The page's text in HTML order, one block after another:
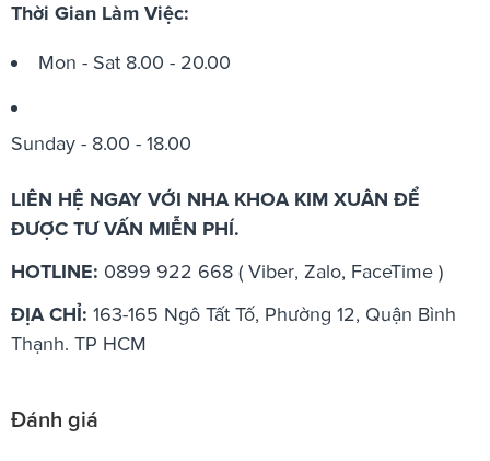
Thời Gian Làm Việc:
Mon - Sat 8.00 - 20.00
Sunday - 8.00 - 18.00
LIÊN HỆ NGAY VỚI NHA KHOA KIM XUÂN ĐỂ
ĐƯỢC TƯ VẤN MIỄN PHÍ.
HOTLINE: 0899 922 668 ( Viber, Zalo, FaceTime )
ĐỊA CHỈ: 163-165 Ngô Tất Tố, Phường 12, Quận Bình
Thạnh. TP HCM
Đánh giá